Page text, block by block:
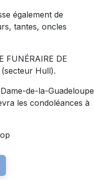
également de
tantes, oncles
FUNÉRAIRE DE
(secteur Hull).
de-la-Guadeloupe
les condoléances à